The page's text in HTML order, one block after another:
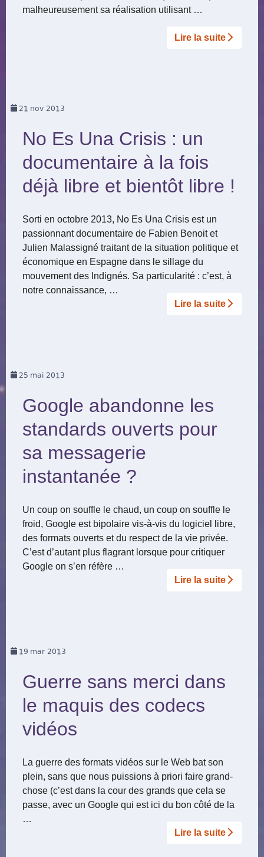
malheureusement sa réalisation utilisant …
Lire la suite­­
21 nov 2013
No Es Una Crisis : un
documentaire à la fois
déjà libre et bientôt libre !
Sorti en octobre 2013, No Es Una Crisis est un
passionnant documentaire de Fabien Benoit et
Julien Malassigné traitant de la situation politique et
économique en Espagne dans le sillage du
mouvement des Indignés. Sa particularité : c’est, à
notre connaissance, …
Lire la suite­­
25 mai 2013
Google abandonne les
standards ouverts pour
sa messagerie
instantanée ?
Un coup on souffle le chaud, un coup on souffle le
froid, Google est bipolaire vis-à-vis du logiciel libre,
des formats ouverts et du respect de la vie privée.
C’est d’autant plus flagrant lorsque pour critiquer
Google on s’en réfère …
Lire la suite­­
19 mar 2013
Guerre sans merci dans
le maquis des codecs
vidéos
La guerre des formats vidéos sur le Web bat son
plein, sans que nous puissions à priori faire grand-
chose (c’est dans la cour des grands que cela se
passe, avec un Google qui est ici du bon côté de la
…
Lire la suite­­